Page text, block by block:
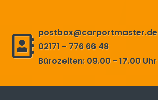
postbox@carportmaster.de
02171 - 776 66 48
Bürozeiten: 09.00 - 17.00 Uhr